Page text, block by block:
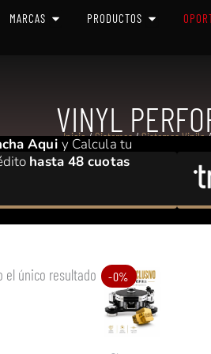
MARCAS OPEN MARCAS
PRODUCTOS OPEN
VINYL
Inicio/Sistemas/Sistemas Vinilo/
Aqui y Calcula tu
hasta 48 cuotas
el único resultado -0%
El
precio
original
era: